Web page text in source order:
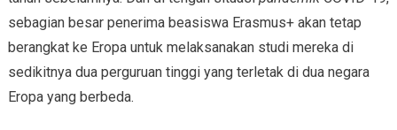
sebagian besar penerima beasiswa Erasmus+ akan tetap
berangkat ke Eropa untuk melaksanakan studi mereka di
sedikitnya dua perguruan tinggi yang terletak di dua negara
Eropa yang berbeda.